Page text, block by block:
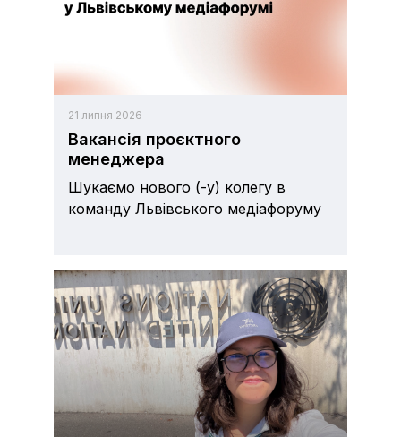
21 липня 2026
Вакансія проєктного
менеджера
Шукаємо нового (-y) колегу в
команду Львівського медіафоруму